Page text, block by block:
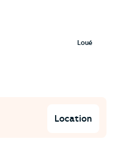
Loué
Location